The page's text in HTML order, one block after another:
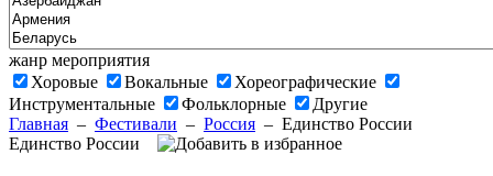
жанр мероприятия
Хоровые
Вокальные
Хореографические
Инструментальные
Фольклорные
Другие
Главная – Фестивали – Россия – Единство России
Единство России